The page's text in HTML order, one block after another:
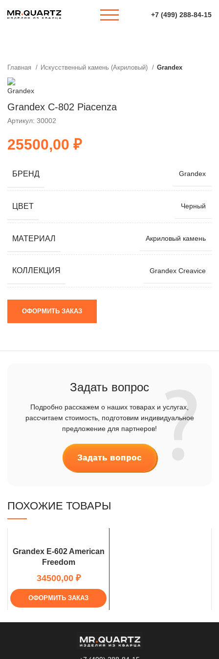
+7 (499) 288-84-15
Главная Искусственный камень (Акриловый) Grandex
Grandex C-802 Piacenza
Артикул: 30002
₽
БРЕНД Grandex
ЦВЕТ Черный
МАТЕРИАЛ Акриловый камень
КОЛЛЕКЦИЯ Grandex Creavice
ОФОРМИТЬ ЗАКАЗ
Задать вопрос
Подробно расскажем о наших товарах и услугах,
рассчитаем стоимость, подготовим индивидуальное
предложение для партнеров!
Задать вопрос
ПОХОЖИЕ ТОВАРЫ
Grandex E-602 American
Freedom
₽
ОФОРМИТЬ ЗАКАЗ